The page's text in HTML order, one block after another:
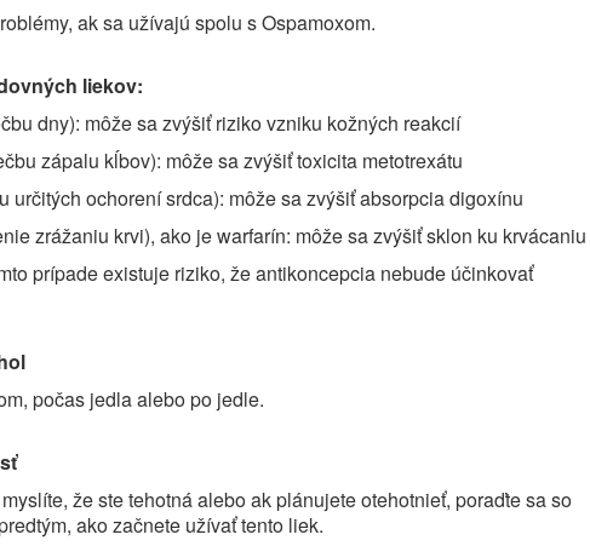
ak sa užívajú spolu s Ospamoxom.
liekov:
dny): môže sa zvýšiť riziko vzniku kožných reakcií
zápalu kĺbov): môže sa zvýšiť toxicita metotrexátu
určitých ochorení srdca): môže sa zvýšiť absorpcia digoxínu
zrážaniu krvi), ako je warfarín: môže sa zvýšiť sklon ku krvácaniu
prípade existuje riziko, že antikoncepcia nebude účinkovať
počas jedla alebo po jedle.
že ste tehotná alebo ak plánujete otehotnieť, poraďte sa so
ako začnete užívať tento liek.